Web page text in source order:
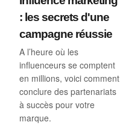
: les secrets d'une
campagne réussie
A l’heure où les
influenceurs se comptent
en millions, voici comment
conclure des partenariats
à succès pour votre
marque.